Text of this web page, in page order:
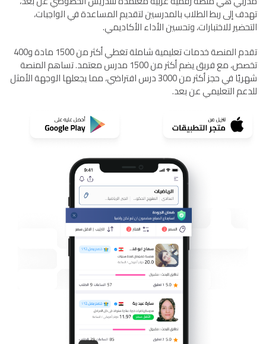
تهدف إلى ربط الطلاب بالمدرسين لتقديم المساعدة في الواجبات،
التحضير للاختبارات، وتحسين الأداء الأكاديمي.
تقدم المنصة خدمات تعليمية شاملة تغطي أكثر من 1500 مادة و400
تخصص، مع فريق يضم أكثر من 1500 مدرس معتمد. تساهم المنصة
شهريًا في حجز أكثر من 3000 درس افتراضي، مما يجعلها الوجهة الأمثل
للدعم التعليمي عن بعد.